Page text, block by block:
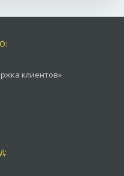
клиентов»